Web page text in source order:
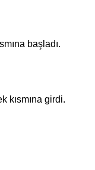
başladı.
kısmına girdi.